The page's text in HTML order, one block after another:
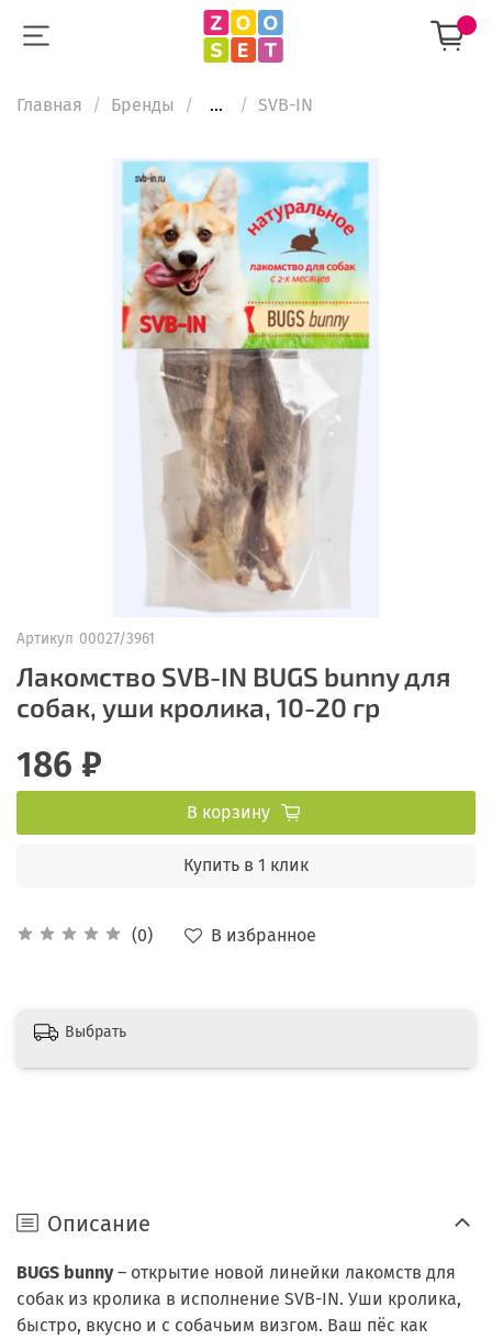
Главная Бренды ... SVB-IN
Артикул 00027/3961
Лакомство SVB-IN BUGS bunny для
собак, уши кролика, 10-20 гр
(0) В избранное
186 ₽
В корзину
Купить в 1 клик
Выбрать
Описание
BUGS bunny– открытие новой линейки лакомств для
собак из кролика в исполнение SVB-IN. Уши кролика,
быстро, вкусно и с собачьим визгом. Ваш пёс как